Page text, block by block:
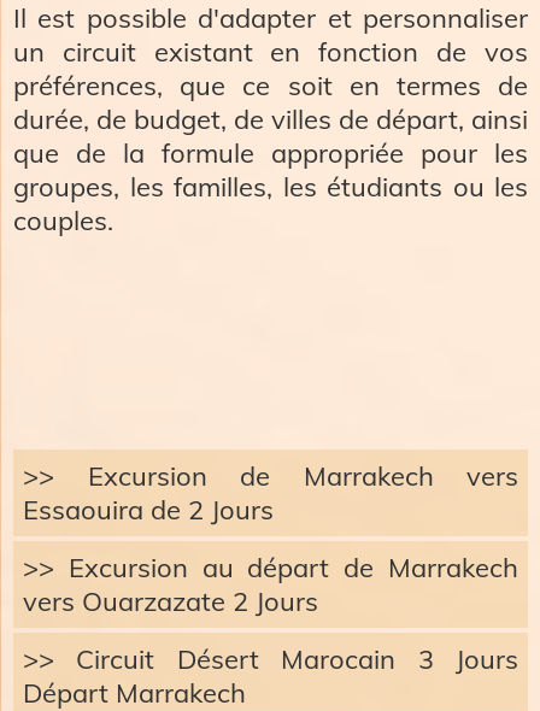
Il est possible d'adapter et personnaliser
un circuit existant en fonction de vos
préférences, que ce soit en termes de
durée, de budget, de villes de départ, ainsi
que de la formule appropriée pour les
groupes, les familles, les étudiants ou les
couples.
>> Excursion de Marrakech vers
Essaouira de 2 Jours
>> Excursion au départ de Marrakech
vers Ouarzazate 2 Jours
>> Circuit Désert Marocain 3 Jours
Départ Marrakech